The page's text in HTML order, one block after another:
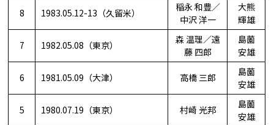
8 1983.05.12-13（久留米）
稲永 和豊／
中沢 洋一
大熊
輝雄
7 1982.05.08（東京）
森 温理／遠
藤 四郎
島薗
安雄
6 1981.05.09（大津） 高橋 三郎
島薗
安雄
5 1980.07.19（東京） 村崎 光邦
島薗
安雄